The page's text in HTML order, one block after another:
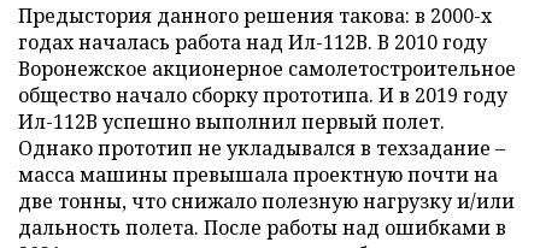
Предыстория данного решения такова: в 2000-х
годах началась работа над Ил-112В. В 2010 году
Воронежское акционерное самолетостроительное
общество начало сборку прототипа. И в 2019 году
Ил-112В успешно выполнил первый полет.
Однако прототип не укладывался в техзадание –
масса машины превышала проектную почти на
две тонны, что снижало полезную нагрузку и/или
дальность полета. После работы над ошибками в